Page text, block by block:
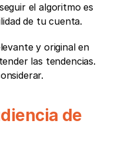
el algoritmo es
de tu cuenta.
y original en
las tendencias.
de